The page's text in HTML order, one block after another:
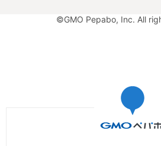
©GMO Pepabo, Inc. All